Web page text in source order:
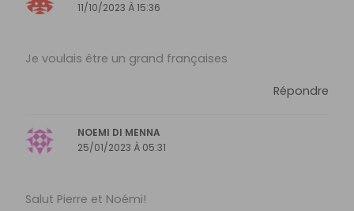
11/10/2023 À 15:36
Je voulais être un grand françaises
Répondre
NOEMI DI MENNA
25/01/2023 À 05:31
Salut Pierre et Noémi!